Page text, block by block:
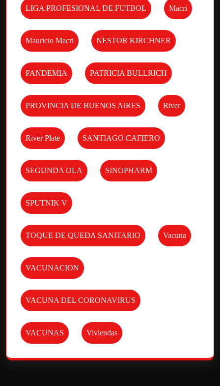
LIGA PROFESIONAL DE FUTBOL Macri
Mauricio Macri NESTOR KIRCHNER
PANDEMIA PATRICIA BULLRICH
PROVINCIA DE BUENOS AIRES River
River Plate SANTIAGO CAFIERO
SEGUNDA OLA SINOPHARM
SPUTNIK V
TOQUE DE QUEDA SANITARIO Vacuna
VACUNACION
VACUNA DEL CORONAVIRUS
VACUNAS Viviendas